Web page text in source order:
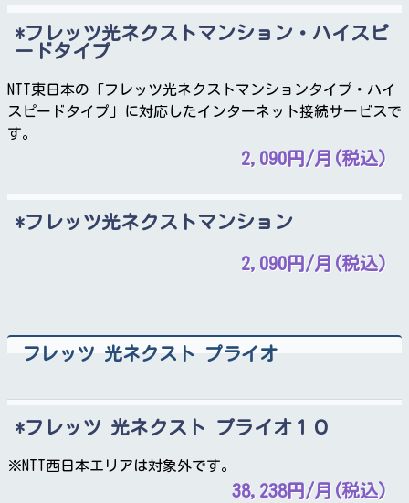
フレッツ光ネクストマンション・ハイスピ
ードタイプ
NTT東日本の「フレッツ光ネクストマンションタイプ・ハイ
スピードタイプ」に対応したインターネット接続サービスで
す。
2,090円/月(税込)
フレッツ光ネクストマンション
2,090円/月(税込)
フレッツ 光ネクスト プライオ
フレッツ 光ネクスト プライオ１０
※NTT西日本エリアは対象外です。
38,238円/月(税込)